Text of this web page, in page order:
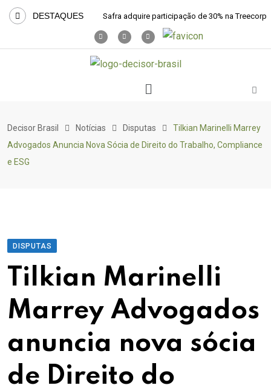
DESTAQUES Safra adquire participação de 30% na Treecorp
Decisor Brasil Notícias Disputas
Tilkian Marinelli Marrey
Advogados Anuncia Nova Sócia de Direito do Trabalho, Compliance
e ESG
DISPUTAS
Tilkian Marinelli
Marrey Advogados
anuncia nova sócia
de Direito do